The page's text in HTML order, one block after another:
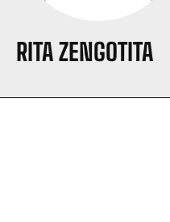
RITA ZENGOTITA